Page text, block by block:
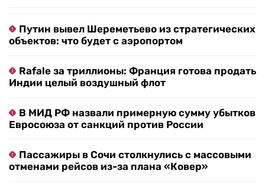
Путин вывел Шереметьево из стратегических
объектов: что будет с аэропортом
Rafale за триллионы: Франция готова продать
Индии целый воздушный флот
В МИД РФ назвали примерную сумму убытков
Евросоюза от санкций против России
Пассажиры в Сочи столкнулись с массовыми
отменами рейсов из-за плана «Ковер»